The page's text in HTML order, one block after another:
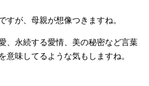
すが、母親が想像つきますね。
、永続する愛情、美の秘密など言葉
意味してるような気もしますね。